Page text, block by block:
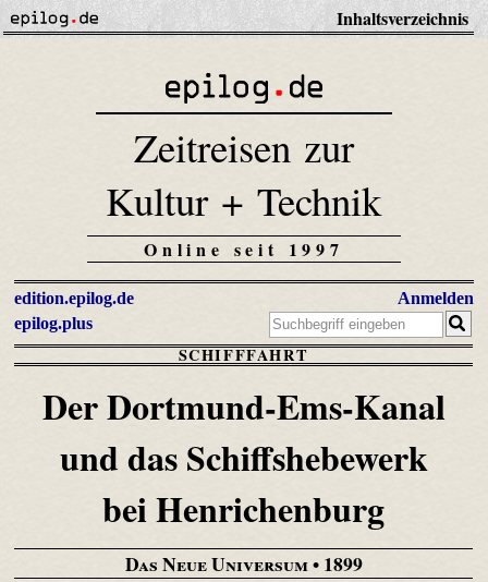
Inhaltsverzeichnis
Zeitreisen zur
Kultur + Technik
Online seit 1997
edition.epilog.de
epilog.plus
Anmelden
SCHIFFFAHRT
Der Dortmund-Ems-Kanal
und das Schiffshebewerk
bei Henrichenburg
Das Neue Universum• 1899